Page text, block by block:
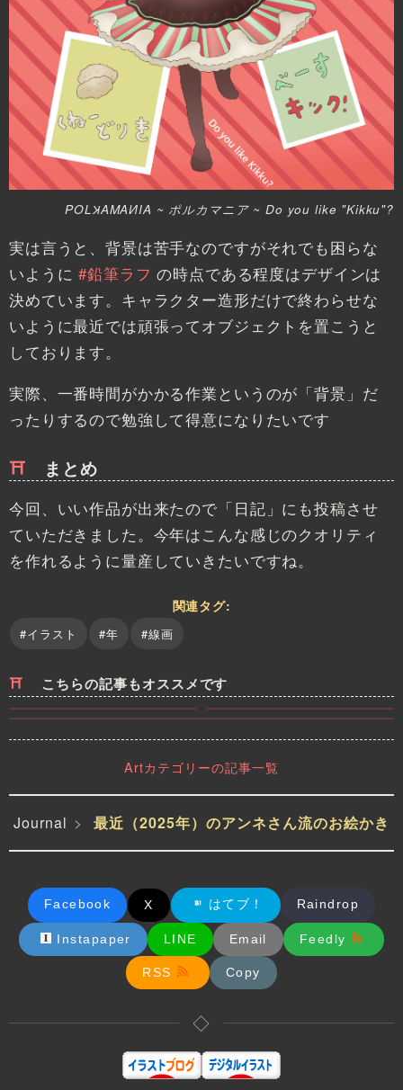
POLꞰAMAИIA ~ ポルカマニア ~ Do you like "Kikku"?
実は言うと、背景は苦手なのですがそれでも困らな
いように #鉛筆ラフの時点である程度はデザインは
決めています。キャラクター造形だけで終わらせな
いように最近では頑張ってオブジェクトを置こうと
しております。
実際、一番時間がかかる作業というのが「背景」だ
ったりするので勉強して得意になりたいです
まとめ
今回、いい作品が出来たので「日記」にも投稿させ
ていただきました。今年はこんな感じのクオリティ
を作れるように量産していきたいですね。
関連タグ:
#イラスト
#年 #線画
こちらの記事もオススメです
おぞら）のあいだで。 ― 境
に頭を出す」という小説を書い
た。これは、今まで隠していた
精神を少しだけさらけ出した作
品であ...
2026-01-27
造計画
り魅力的に、かつSEOに強くす
るための改造計画を立てました
。以下にその内容をまとめます
。...
2026-02-08
草案：天恋鬼（あまのじゃく） - IIDX の 天深女
よね。でも今回は「天から恋する鬼の女の子」というイメージ...
Artカテゴリーの記事一覧
Journal 最近（2025年）のアンネさん流のお絵かき
Facebook X はてブ！ Raindrop
Instapaper LINE Email Feedly
RSS Copy
◇